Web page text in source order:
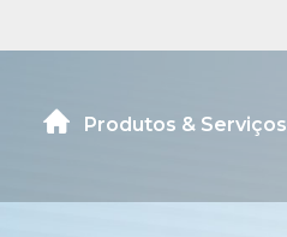
Produtos & Serviços